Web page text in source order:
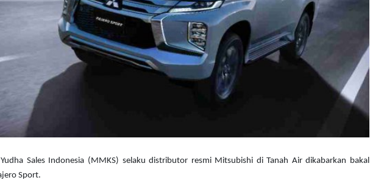
Sales Indonesia (MMKS) selaku distributor resmi Mitsubishi di Tanah Air dikabarkan bakal
Sport.